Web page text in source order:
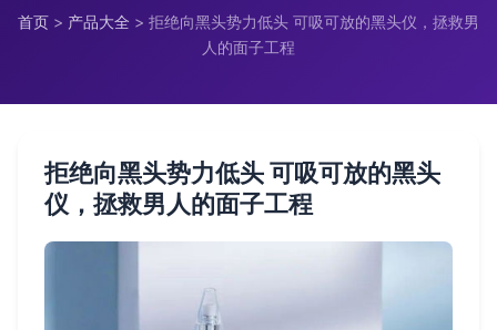
首页 > 产品大全 > 拒绝向黑头势力低头 可吸可放的黑头仪，拯救男
人的面子工程
拒绝向黑头势力低头 可吸可放的黑头
仪，拯救男人的面子工程